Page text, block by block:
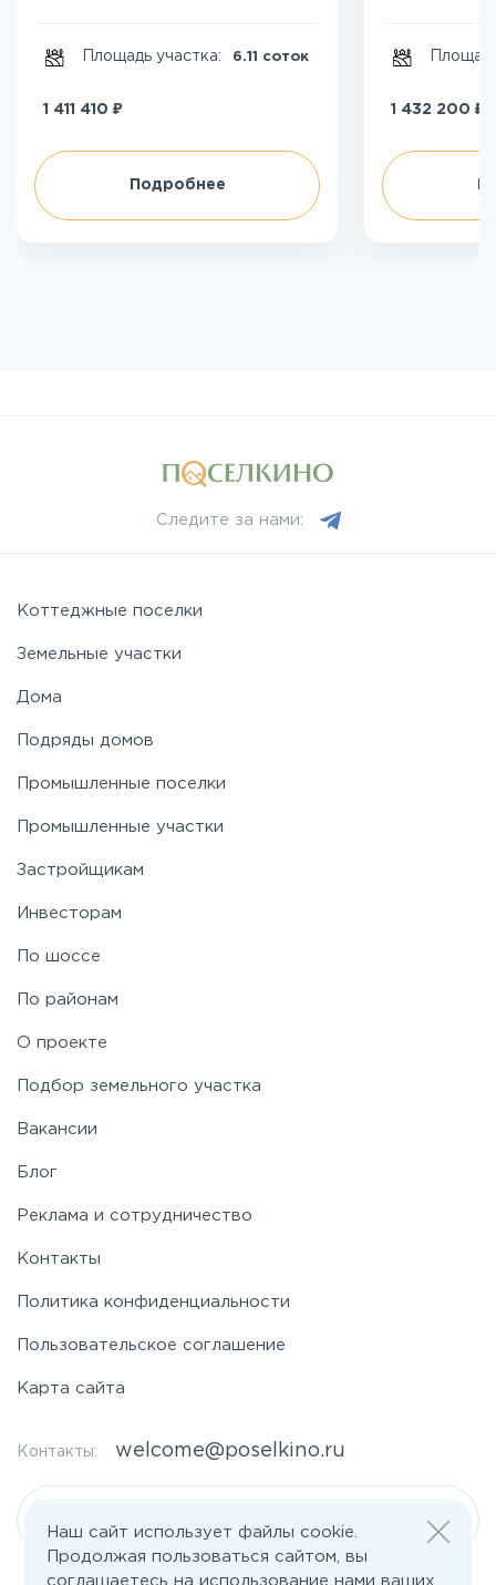
Площадь участка: 6.11 соток
1 411 410 ₽
Подробнее
1 432 200 ₽
Следите за нами:
Коттеджные поселки
Земельные участки
Дома
Подряды домов
Промышленные поселки
Промышленные участки
Застройщикам
Инвесторам
По шоссе
По районам
О проекте
Подбор земельного участка
Вакансии
Блог
Реклама и сотрудничество
Контакты
Политика конфиденциальности
Пользовательское соглашение
Карта сайта
Контакты: welcome@poselkino.ru
Наш сайт использует файлы cookie.
Продолжая пользоваться сайтом, вы
соглашаетесь на использование нами ваших